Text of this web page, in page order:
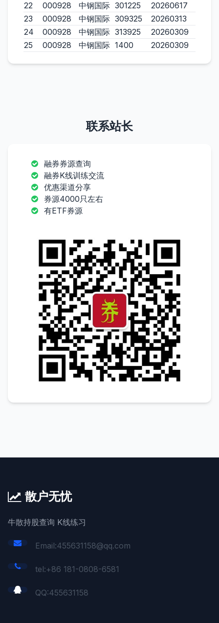
22
000928 中钢国际 301225
20260617
23
000928 中钢国际 309325
20260313
24
000928 中钢国际 313925
20260309
25
000928 中钢国际 1400 20260309
联系站长
融券券源查询
融券K线训练交流
优惠渠道分享
券源4000只左右
有ETF券源
散户无忧
牛散持股查询 K线练习
Email:455631158@qq.com
tel:+86 181-0808-6581
QQ:455631158